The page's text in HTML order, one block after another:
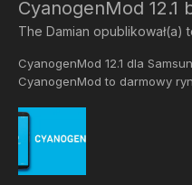
CyanogenMod 12.1
The Damian opublikował(a)
CyanogenMod 12.1 dla
CyanogenMod to darmowy
zaprojektowany, aby
urządzenia. Znane bugi: -Nie